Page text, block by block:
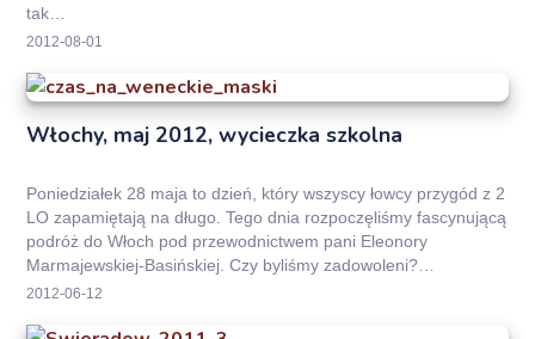
tak…
2012-08-01
Włochy, maj 2012, wycieczka szkolna
Poniedziałek 28 maja to dzień, który wszyscy łowcy przygód z 2
LO zapamiętają na długo. Tego dnia rozpoczęliśmy fascynującą
podróż do Włoch pod przewodnictwem pani Eleonory
Marmajewskiej-Basińskiej. Czy byliśmy zadowoleni?…
2012-06-12